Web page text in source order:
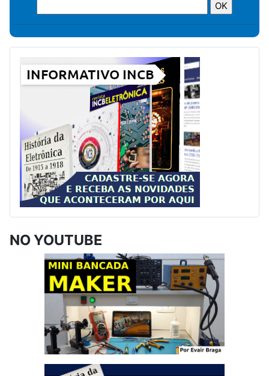
NO YOUTUBE